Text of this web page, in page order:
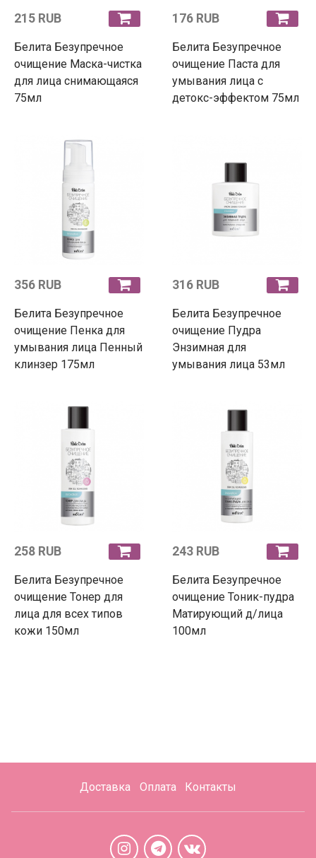
215 RUB
Белита Безупречное
очищение Маска-чистка
для лица снимающаяся
75мл
176 RUB
Белита Безупречное
очищение Паста для
умывания лица с
детокс-эффектом 75мл
356 RUB
Белита Безупречное
очищение Пенка для
умывания лица Пенный
клинзер 175мл
316 RUB
Белита Безупречное
очищение Пудра
Энзимная для
умывания лица 53мл
258 RUB
Белита Безупречное
очищение Тонер для
лица для всех типов
кожи 150мл
243 RUB
Белита Безупречное
очищение Тоник-пудра
Матирующий д/лица
100мл
Доставка Оплата Контакты